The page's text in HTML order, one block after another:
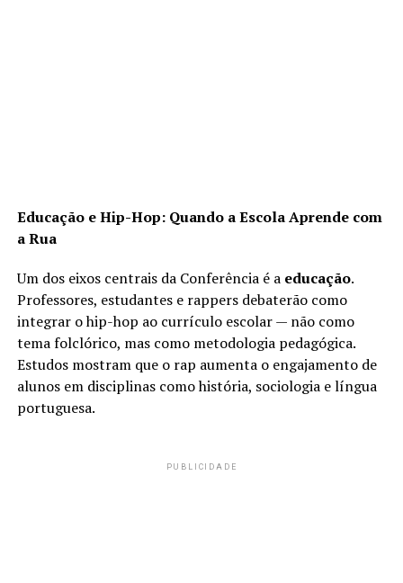
Educação e Hip-Hop: Quando a Escola Aprende com
a Rua
Um dos eixos centrais da Conferência é a educação.
Professores, estudantes e rappers debaterão como
integrar o hip-hop ao currículo escolar — não como
tema folclórico, mas como metodologia pedagógica.
Estudos mostram que o rap aumenta o engajamento de
alunos em disciplinas como história, sociologia e língua
portuguesa.
PUBLICIDADE